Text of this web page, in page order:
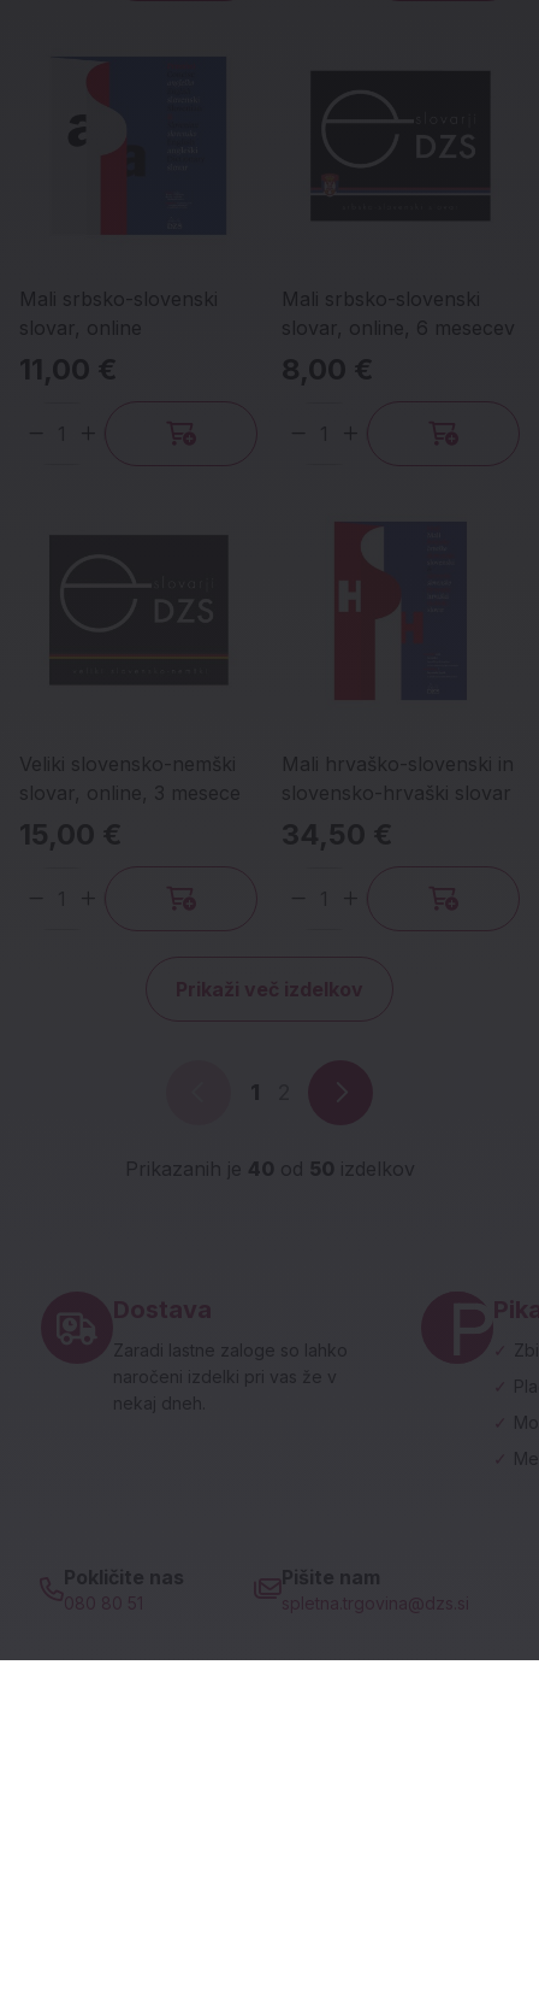
Mali srbsko-slovenski
slovar, online
11,00 €
Količina
Mali srbsko-slovenski
slovar, online, 6 mesecev
8,00 €
Količina
Veliki slovensko-nemški
slovar, online, 3 mesece
15,00 €
Količina
Mali hrvaško-slovenski in
slovensko-hrvaški slovar
34,50 €
Količina
Prikazanih je 40 od 50 izdelkov
1
Dostava
Zaradi lastne zaloge so lahko
naročeni izdelki pri vas že v
nekaj dneh.
Pokličite nas
080 80 51
Pišite nam
spletna.trgovina@dzs.si